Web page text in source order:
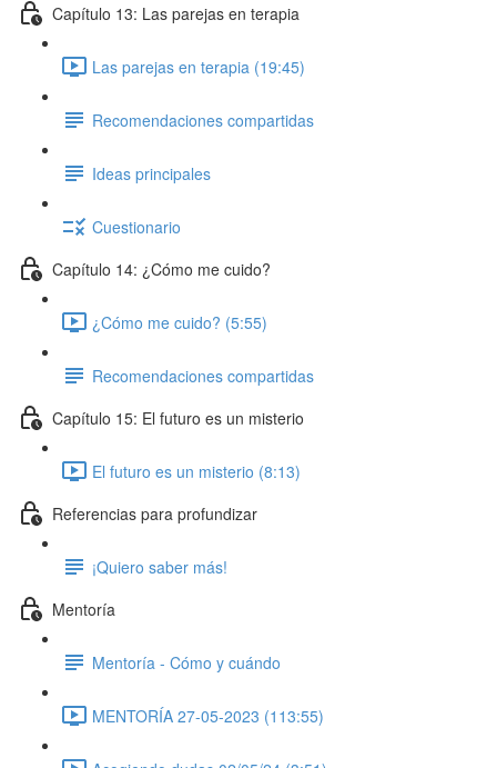
Capítulo 13: Las parejas en terapia
Las parejas en terapia (19:45)
Recomendaciones compartidas
Ideas principales
Cuestionario
Capítulo 14: ¿Cómo me cuido?
¿Cómo me cuido? (5:55)
Recomendaciones compartidas
Capítulo 15: El futuro es un misterio
El futuro es un misterio (8:13)
Referencias para profundizar
¡Quiero saber más!
Mentoría
Mentoría - Cómo y cuándo
MENTORÍA 27-05-2023 (113:55)